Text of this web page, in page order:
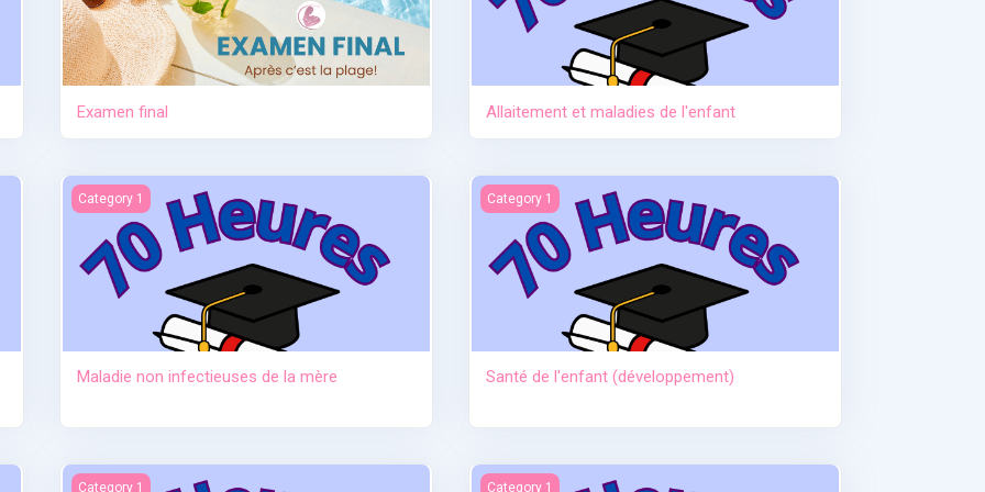
Examen final Allaitement et maladies de l'enfant
Maladie non infectieuses de la mère
Category 1
Maladie non infectieuses de la mère
Santé de l'enfant (développement)
Category 1
Santé de l'enfant (développement)
sevrage)Anatomie et physiologie
Category 1 Ictère et hypoglycémie
Category 1